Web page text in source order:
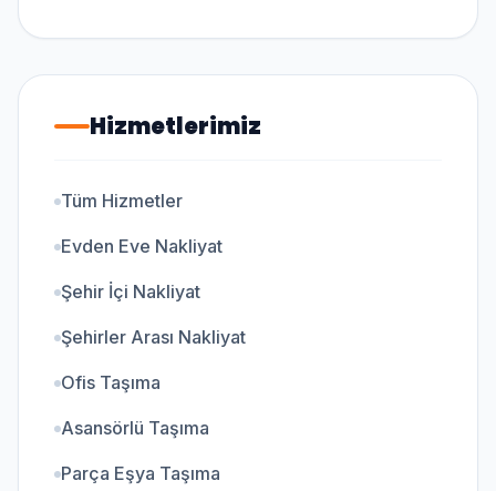
Hizmetlerimiz
Tüm Hizmetler
Evden Eve Nakliyat
Şehir İçi Nakliyat
Şehirler Arası Nakliyat
Ofis Taşıma
Asansörlü Taşıma
Parça Eşya Taşıma